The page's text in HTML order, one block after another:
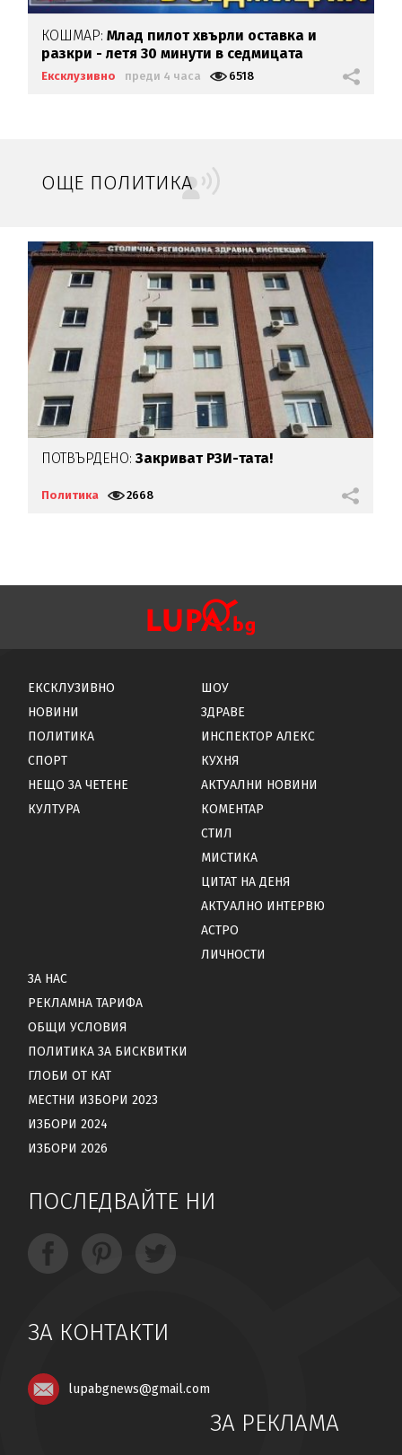
КОШМАР:Млад пилот хвърли оставка и
разкри - летя 30 минути в седмицата
Ексклузивно преди 4 часа 6518
ОЩЕ ПОЛИТИКА
ПОТВЪРДЕНО:Закриват РЗИ-тата!
Политика 2668
ЕКСКЛУЗИВНО
НОВИНИ
ПОЛИТИКА
СПОРТ
НЕЩО ЗА ЧЕТЕНЕ
КУЛТУРА
ШОУ
ЗДРАВЕ
ИНСПЕКТОР АЛЕКС
КУХНЯ
АКТУАЛНИ НОВИНИ
КОМЕНТАР
СТИЛ
МИСТИКА
ЦИТАТ НА ДЕНЯ
АКТУАЛНО ИНТЕРВЮ
АСТРО
ЛИЧНОСТИ
ЗА НАС
РЕКЛАМНА ТАРИФА
ОБЩИ УСЛОВИЯ
ПОЛИТИКА ЗА БИСКВИТКИ
ГЛОБИ ОТ КАТ
МЕСТНИ ИЗБОРИ 2023
ИЗБОРИ 2024
ИЗБОРИ 2026
ПОСЛЕДВАЙТЕ НИ
ЗА КОНТАКТИ
lupabgnews@gmail.com
ЗА РЕКЛАМА